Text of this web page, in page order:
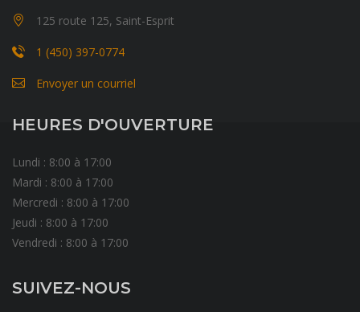
125 route 125, Saint-Esprit
1 (450) 397-0774
Envoyer un courriel
HEURES D'OUVERTURE
Lundi : 8:00 à 17:00
Mardi : 8:00 à 17:00
Mercredi : 8:00 à 17:00
Jeudi : 8:00 à 17:00
Vendredi : 8:00 à 17:00
SUIVEZ-NOUS